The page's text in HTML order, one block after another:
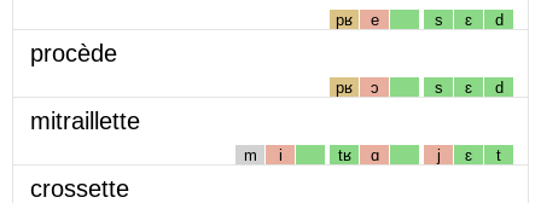
pʁ e s ɛ d
procède
pʁ ɔ s ɛ d
mitraillette
m i tʁ ɑ j ɛ t
crossette